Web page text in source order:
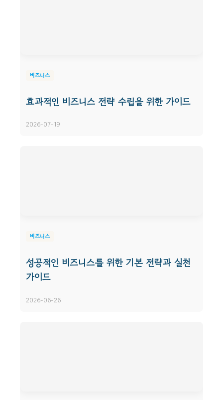
비즈니스
효과적인 비즈니스 전략 수립을 위한 가이드
2026-07-19
비즈니스
성공적인 비즈니스를 위한 기본 전략과 실천
가이드
2026-06-26